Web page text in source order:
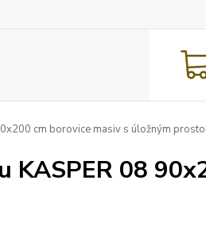
cm borovice masiv s úložným
08